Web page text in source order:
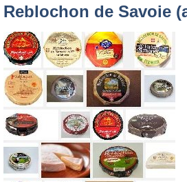
Reblochon de Savoie